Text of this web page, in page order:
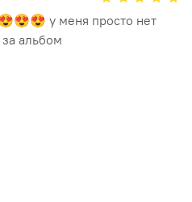
у меня просто нет
альбом